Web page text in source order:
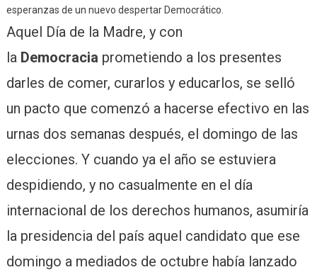
esperanzas de un nuevo despertar Democrático.
Aquel Día de la Madre, y con
la Democracia prometiendo a los presentes
darles de comer, curarlos y educarlos, se selló
un pacto que comenzó a hacerse efectivo en las
urnas dos semanas después, el domingo de las
elecciones. Y cuando ya el año se estuviera
despidiendo, y no casualmente en el día
internacional de los derechos humanos, asumiría
la presidencia del país aquel candidato que ese
domingo a mediados de octubre había lanzado